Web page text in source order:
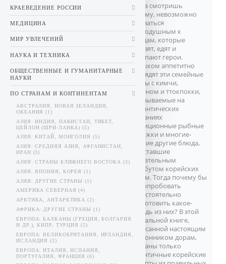
Когда смотришь
дораму, невозможно
оставаться
равнодушным к
блюдам, которые
готовят, едят и
покупают герои.
Слишком аппетитно
выглядят эти семейные
обеды с кимчи,
раменом и ттокпокки,
заказываемые на
романтических
свиданиях
традиционные рыбные
пирожки и многие-
многие другие блюда,
уже ставшие
обязательным
атрибутом корейских
дорам. Тогда почему бы
не попробовать
самостоятельно
приготовить какое-
нибудь из них? В этой
уникальной книге,
написанной настоящим
поклонником дорам,
собраны только
аутентичные корейские
КРАЕВЕДЕНИЕ РОССИИ
МЕДИЦИНА
МИР УВЛЕЧЕНИЙ
НАУКА И ТЕХНИКА
ОБЩЕСТВЕННЫЕ И ГУМАНИТАРНЫЕ
НАУКИ
ПО СТРАНАМ И КОНТИНЕНТАМ
АВСТРАЛИЯ, НОВАЯ ЗЕЛАНДИЯ,
ОКЕАНИЯ (1)
АЗИЯ: ИНДИЯ, ПАКИСТАН, ТИБЕТ,
ЦЕЙЛОН (ШРИ-ЛАНКА) (5)
АЗИЯ: КИТАЙ, МОНГОЛИЯ (5)
АЗИЯ: СРЕДНЯЯ АЗИЯ, АФГАНИСТАН,
ИРАН (3)
АЗИЯ: СТРАНЫ БЛИЖНЕГО ВОСТОКА (3)
АЗИЯ: ЯПОНИЯ, КОРЕЯ (1)
АЗИЯ: ДРУГИЕ СТРАНЫ (1)
АМЕРИКА СЕВЕРНАЯ (4)
АРКТИКА, АНТАРКТИКА (2)
АФРИКА: ДРУГИЕ СТРАНЫ (1)
ЕВРОПА: БАЛКАНЫ (ГРЕЦИЯ, БОЛГАРИЯ
И ДР.), КИПР, ТУРЦИЯ (2)
ЕВРОПА: ВЕЛИКОБРИТАНИЯ, ИРЛАНДИЯ,
ИСЛАНДИЯ (2)
ЕВРОПА: ИТАЛИЯ, ИСПАНИЯ,
ПОРТУГАЛИЯ, ФРАНЦИЯ (6)